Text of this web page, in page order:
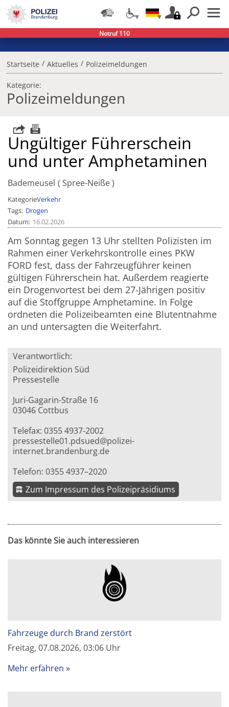
Startseite / Aktuelles / Polizeimeldungen
Kategorie:
Polizeimeldungen
Ungültiger Führerschein
und unter Amphetaminen
Bademeusel Spree-Neiße
KategorieVerkehr
Tags Drogen
Datum 16.02.2026
Am Sonntag gegen 13 Uhr stellten Polizisten im
Rahmen einer Verkehrskontrolle eines PKW
FORD fest, dass der Fahrzeugführer keinen
gültigen Führerschein hat. Außerdem reagierte
ein Drogenvortest bei dem 27-Jährigen positiv
auf die Stoffgruppe Amphetamine. In Folge
ordneten die Polizeibeamten eine Blutentnahme
an und untersagten die Weiterfahrt.
Verantwortlich:
Polizeidirektion Süd
Pressestelle
Juri-Gagarin-Straße 16
03046 Cottbus
Telefax: 0355 4937-2002
pressestelle01.pdsued@polizei-
internet.brandenburg.de
Telefon: 0355 4937–2020
Zum Impressum des Polizeipräsidiums
Das könnte Sie auch interessieren
Fahrzeuge durch Brand zerstört
Freitag, 07.08.2026, 03:06 Uhr
Mehr erfahren
Notruf 110